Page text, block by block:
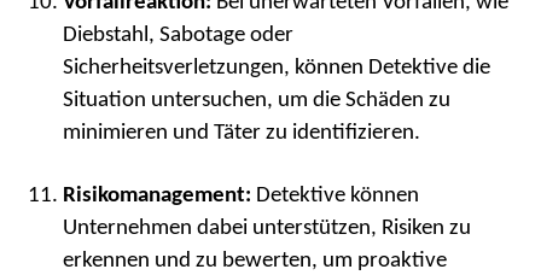
Diebstahl, Sabotage oder
Sicherheitsverletzungen, können Detektive die
Situation untersuchen, um die Schäden zu
minimieren und Täter zu identifizieren.
Risikomanagement: Detektive können
Unternehmen dabei unterstützen, Risiken zu
erkennen und zu bewerten, um proaktive